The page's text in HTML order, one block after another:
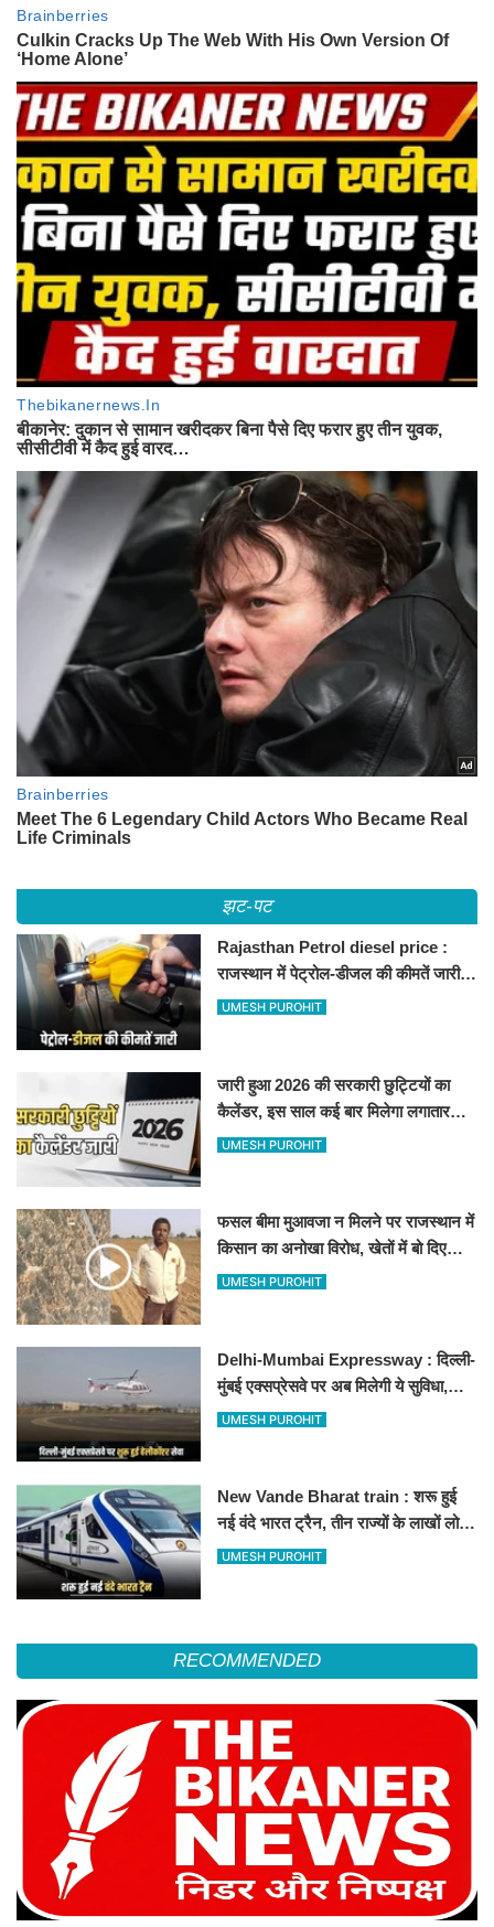
झट-पट
Rajasthan Petrol diesel price :
राजस्थान में पेट्रोल-डीजल की कीमतें जारी,
जानिए बीकानेर समेत पुरे प्रदेश में नए रेट
UMESH PUROHIT
जारी हुआ 2026 की सरकारी छुट्टियों का
कैलेंडर, इस साल कई बार मिलेगा लगातार
अवकाश, देखें
UMESH PUROHIT
फसल बीमा मुआवजा न मिलने पर राजस्थान में
किसान का अनोखा विरोध, खेतों में बो दिए
500-500 रुपए के नोट, वीडियो वायरल
UMESH PUROHIT
Delhi-Mumbai Expressway : दिल्ली-
मुंबई एक्सप्रेसवे पर अब मिलेगी ये सुविधा,
हेलीकॉप्टर सर्विस से तुरंत घायल पहुंचेगा
UMESH PUROHIT
New Vande Bharat train : शरू हुई
नई वंदे भारत ट्रैन, तीन राज्यों के लाखों लोगों
का सफर होगा आसान, देखें पूरा रूटमैप
UMESH PUROHIT
RECOMMENDED